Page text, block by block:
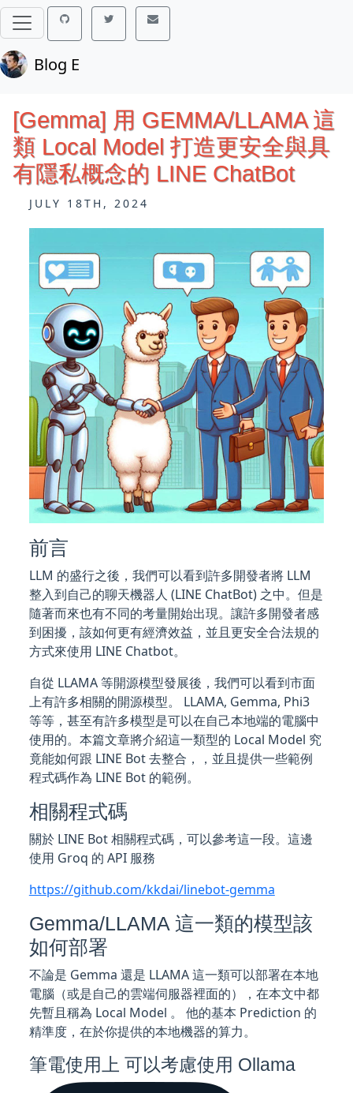
Blog E
[Gemma] 用 GEMMA/LLAMA 這
類 Local Model 打造更安全與具
有隱私概念的 LINE ChatBot
JULY 18TH, 2024
前言
LLM 的盛行之後，我們可以看到許多開發者將 LLM
整入到自己的聊天機器人 (LINE ChatBot) 之中。但是
隨著而來也有不同的考量開始出現。讓許多開發者感
到困擾，該如何更有經濟效益，並且更安全合法規的
方式來使用 LINE Chatbot。
自從 LLAMA 等開源模型發展後，我們可以看到市面
上有許多相關的開源模型。 LLAMA, Gemma, Phi3
等等，甚至有許多模型是可以在自己本地端的電腦中
使用的。本篇文章將介紹這一類型的 Local Model 究
竟能如何跟 LINE Bot 去整合，，並且提供一些範例
程式碼作為 LINE Bot 的範例。
相關程式碼
關於 LINE Bot 相關程式碼，可以參考這一段。這邊
使用 Groq 的 API 服務
https://github.com/kkdai/linebot-gemma
Gemma/LLAMA 這一類的模型該
如何部署
不論是 Gemma 還是 LLAMA 這一類可以部署在本地
電腦（或是自己的雲端伺服器裡面的），在本文中都
先暫且稱為 Local Model 。 他的基本 Prediction 的
精準度，在於你提供的本地機器的算力。
筆電使用上 可以考慮使用 Ollama